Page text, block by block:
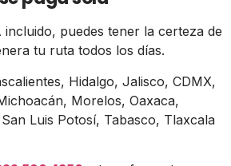
puedes tener la certeza de
tu ruta todos los días.
Hidalgo, Jalisco, CDMX,
Morelos, Oaxaca,
Luis Potosí, Tabasco, Tlaxcala